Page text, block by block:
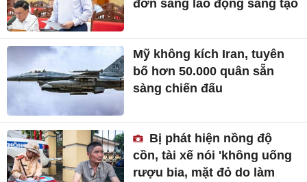
đơn sang lao động sáng tạo
Mỹ không kích Iran, tuyên
bố hơn 50.000 quân sẵn
sàng chiến đấu
Bị phát hiện nồng độ
cồn, tài xế nói 'không uống
rượu bia, mặt đỏ do làm